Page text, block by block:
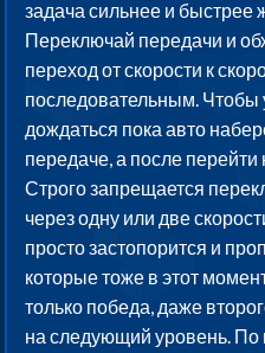
задача сильнее и быстрее
Переключай передачи и
переход от скорости к
последовательным. Чтобы
дождаться пока авто
передаче, а после
Строго запрещается
через одну или две
просто застопорится и
которые тоже в этот
только победа, даже
на следующий уровень. По